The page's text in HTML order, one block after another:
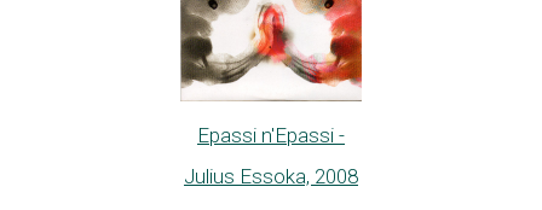
Epassi n'Epassi -
Julius Essoka, 2008